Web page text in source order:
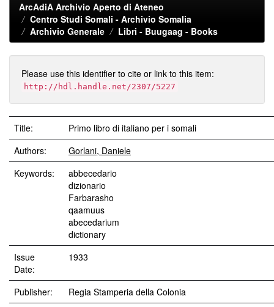
ArcAdiA Archivio Aperto di Ateneo
Centro Studi Somali - Archivio Somalia
Archivio Generale
Libri - Buugaag - Books
Please use this identifier to cite or link to this item:
http://hdl.handle.net/2307/5227
Title:
Primo libro di italiano per i somali
Authors:
Gorlani, Daniele
Keywords:
abbecedario
dizionario
Farbarasho
qaamuus
abecedarium
dictionary
Issue
Date:
1933
Publisher:
Regia Stamperia della Colonia